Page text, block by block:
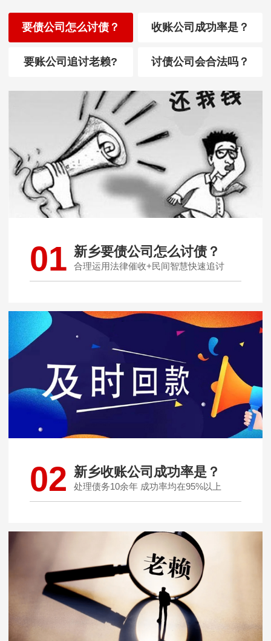
要债公司怎么讨债？ 收账公司成功率是？
要账公司追讨老赖? 讨债公司会合法吗？
01 新乡要债公司怎么讨债？
合理运用法律催收+民间智慧快速追讨
02 新乡收账公司成功率是？
处理债务10余年 成功率均在95%以上